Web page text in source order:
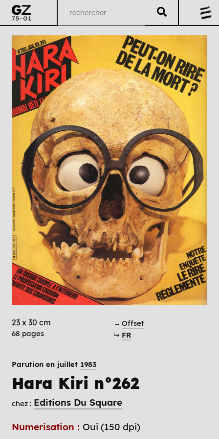
23 x 30 cm
68 pages
→ Offset
↪ FR
Parution en juillet 1983
Hara Kiri n°262
chez : Editions Du Square
Numerisation : Oui (150 dpi)